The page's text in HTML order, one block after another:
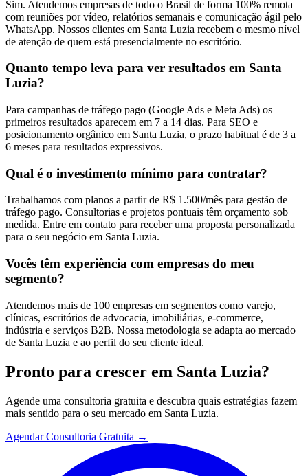
Sim. Atendemos empresas de todo o Brasil de forma 100% remota
com reuniões por vídeo, relatórios semanais e comunicação ágil pelo
WhatsApp. Nossos clientes em Santa Luzia recebem o mesmo nível
de atenção de quem está presencialmente no escritório.
Quanto tempo leva para ver resultados em Santa
Luzia?
Para campanhas de tráfego pago (Google Ads e Meta Ads) os
primeiros resultados aparecem em 7 a 14 dias. Para SEO e
posicionamento orgânico em Santa Luzia, o prazo habitual é de 3 a
6 meses para resultados expressivos.
Qual é o investimento mínimo para contratar?
Trabalhamos com planos a partir de R$ 1.500/mês para gestão de
tráfego pago. Consultorias e projetos pontuais têm orçamento sob
medida. Entre em contato para receber uma proposta personalizada
para o seu negócio em Santa Luzia.
Vocês têm experiência com empresas do meu
segmento?
Atendemos mais de 100 empresas em segmentos como varejo,
clínicas, escritórios de advocacia, imobiliárias, e-commerce,
indústria e serviços B2B. Nossa metodologia se adapta ao mercado
de Santa Luzia e ao perfil do seu cliente ideal.
Pronto para crescer em Santa Luzia?
Agende uma consultoria gratuita e descubra quais estratégias fazem
mais sentido para o seu mercado em Santa Luzia.
Agendar Consultoria Gratuita →